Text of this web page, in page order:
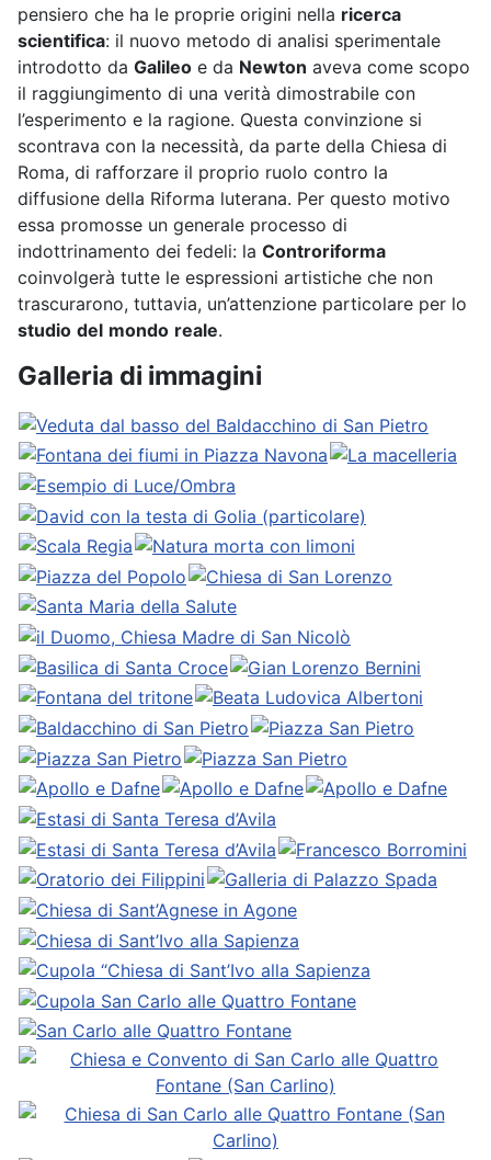
pensiero che ha le proprie origini nella ricerca
scientifica: il nuovo metodo di analisi sperimentale
introdotto da Galileo e da Newton aveva come scopo
il raggiungimento di una verità dimostrabile con
l’esperimento e la ragione. Questa convinzione si
scontrava con la necessità, da parte della Chiesa di
Roma, di rafforzare il proprio ruolo contro la
diffusione della Riforma luterana. Per questo motivo
essa promosse un generale processo di
indottrinamento dei fedeli: la Controriforma
coinvolgerà tutte le espressioni artistiche che non
trascurarono, tuttavia, un’attenzione particolare per lo
studio del mondo reale.
Galleria di immagini